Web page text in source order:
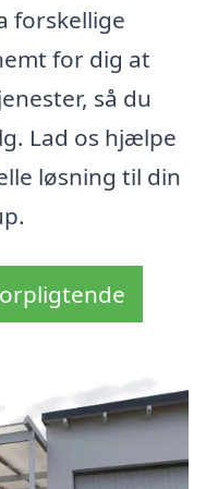
forskellige
for dig at
så du
Lad os hjælpe
løsning til din